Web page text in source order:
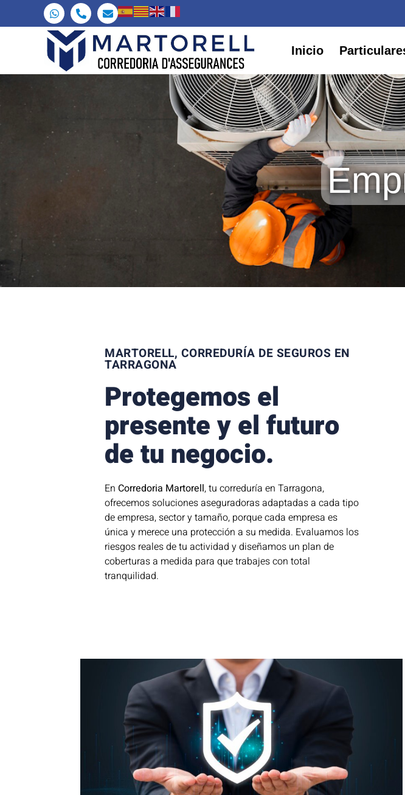
Inicio
MARTORELL, CORREDURÍA DE SEGUROS EN
TARRAGONA
Protegemos el
presente y el futuro
de tu negocio.
En Corredoria Martorell, tu correduría en Tarragona,
ofrecemos soluciones aseguradoras adaptadas a cada tipo
de empresa, sector y tamaño, porque cada empresa es
única y merece una protección a su medida. Evaluamos los
riesgos reales de tu actividad y diseñamos un plan de
coberturas a medida para que trabajes con total
tranquilidad.